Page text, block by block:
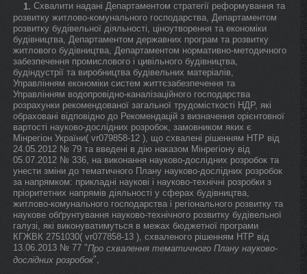
1. Схвалити надані Департаментом стратегії реформування та
розвитку житлово-комунального господарства, Департаментом
розвитку будівельної діяльності, ціноутворення та економіки
будівництва, Департаментом державних програм та розвитку
житлового будівництва, Департаментом нормативно-методичного
забезпечення промислового і цивільного будівництва,
будіндустрії та виробництва будівельних матеріалів,
Управлінням економіки систем життєзабезпечення та
Управлінням водопровідно-каналізаційного господарства
розрахунки рекомендованої загальної трудомісткості НДР, які
обраховані відповідно до Рекомендацій з визначення орієнтовної
вартості науково-дослідних розробок, замовником яких є
Мінрегіон України( vr079858-12 ), що схвалені рішенням НТР від
24.05.2012 № 79 та введені в дію наказом Мінрегіону від
05.07.2012 № 336, на виконання науково-дослідних розробок та
унести зміни до тематичного Плану науково-дослідних розробок
за напрямком: прикладні наукові і науково-технічні розробки з
пріоритетних напрямів діяльності у сферах будівництва,
житлово-комунального господарства і регіонального розвитку та
наукове обґрунтування науково-технічного розвитку будівельної
галузі, які виконуватимуться в межах бюджетної програми
КГЖВК 2751030( vr077858-13 ), схваленого рішенням НТР від
13.06.2013 № 77 "Про схвалення тематичного Плану науково-
дослідних розробок",